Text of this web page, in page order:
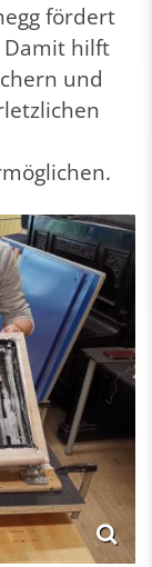
fördert
Damit hilft
und